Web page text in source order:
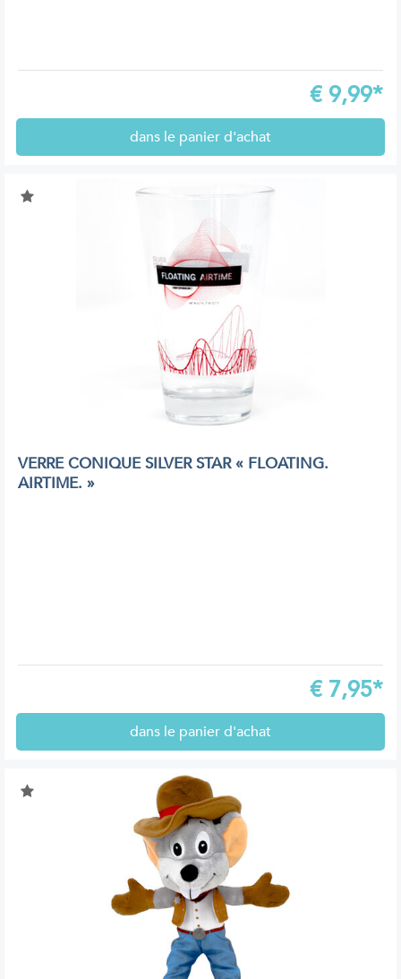
€ 9,99*
dans le panier d'achat
VERRE CONIQUE SILVER STAR « FLOATING.
AIRTIME. »
€ 7,95*
dans le panier d'achat